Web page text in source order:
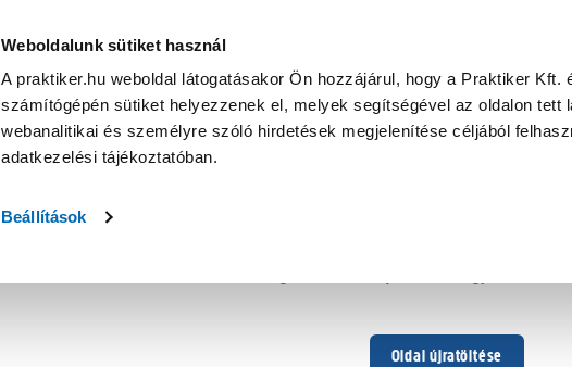
Weboldalunk sütiket használ
A praktiker.hu weboldal látogatásakor Ön hozzájárul, hogy a Praktiker Kft.
számítógépén sütiket helyezzenek el, melyek segítségével az oldalon tett
webanalitikai és személyre szóló hirdetések megjelenítése céljából
adatkezelési tájékoztatóban.
Beállítások
Oldal újratöltése